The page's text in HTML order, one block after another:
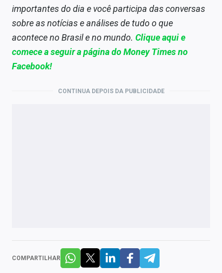
importantes do dia e você participa das conversas
sobre as notícias e análises de tudo o que
acontece no Brasil e no mundo. Clique aqui e
comece a seguir a página do Money Times no
Facebook!
CONTINUA DEPOIS DA PUBLICIDADE
COMPARTILHAR